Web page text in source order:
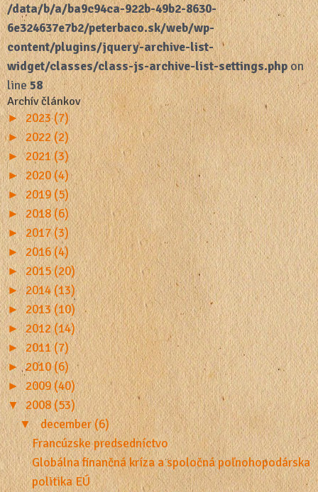
/data/b/a/ba9c94ca-922b-49b2-8630-
6e324637e7b2/peterbaco.sk/web/wp-
content/plugins/jquery-archive-list-
widget/classes/class-js-archive-list-settings.phpon
line58
Archív článkov
► 2023 (7)
► 2022 (2)
►
2021 (3)
► 2020 (4)
► 2019 (5)
► 2018 (6)
► 2017 (3)
► 2016 (4)
► 2015 (20)
► 2014 (13)
► 2013 (10)
► 2012 (14)
► 2011 (7)
► 2010 (6)
►
2009 (40)
▼ 2008 (53)
▼
december (6)
Francúzske predsedníctvo
Globálna finančná kríza a spoločná poľnohopodárska
politika EÚ